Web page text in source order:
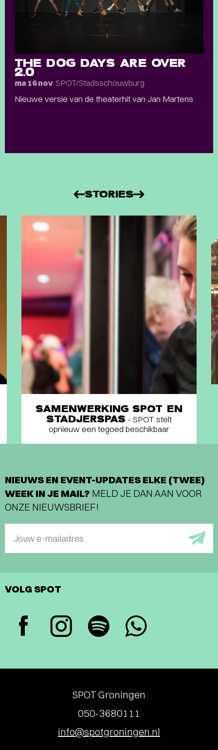
THE DOG DAYS ARE OVER
2.0
ma 16 nov SPOT/Stadsschouwburg
Nieuwe versie van de theaterhit van Jan Martens
STORIES
SAMENWERKING SPOT EN
STADJERSPAS - SPOT stelt
opnieuw een tegoed beschikbaar
NIEUWS EN EVENT-UPDATES ELKE (TWEE)
WEEK IN JE MAIL? MELD JE DAN AAN VOOR
ONZE NIEUWSBRIEF!
Jouw e-mailadres
VOLG SPOT
SPOT Groningen
050-3680111
info@spotgroningen.nl